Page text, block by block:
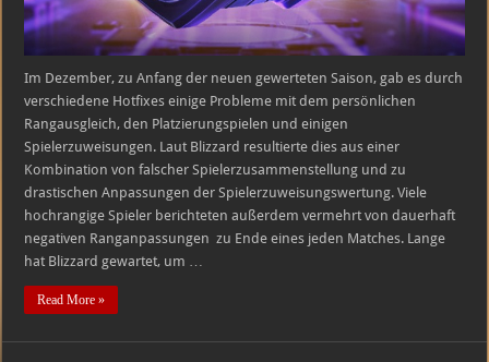
Im Dezember, zu Anfang der neuen gewerteten Saison, gab es durch
verschiedene Hotfixes einige Probleme mit dem persönlichen
Rangausgleich, den Platzierungspielen und einigen
Spielerzuweisungen. Laut Blizzard resultierte dies aus einer
Kombination von falscher Spielerzusammenstellung und zu
drastischen Anpassungen der Spielerzuweisungswertung. Viele
hochrangige Spieler berichteten außerdem vermehrt von dauerhaft
negativen Ranganpassungen zu Ende eines jeden Matches. Lange
hat Blizzard gewartet, um …
Read More »